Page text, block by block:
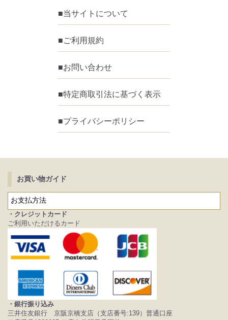
■当サイトについて
■ご利用規約
■お問い合わせ
■特定商取引法に基づく表示
■プライバシーポリシー
お買い物ガイド
お支払方法
・クレジットカード
ご利用いただけるカード
・銀行振り込み
三井住友銀行 京阪京橋支店（支店番号:139）普通口座